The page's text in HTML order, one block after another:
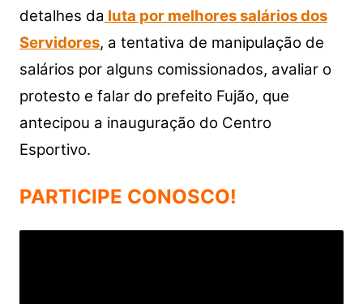
detalhes da luta por melhores salários dos
Servidores, a tentativa de manipulação de
salários por alguns comissionados, avaliar o
protesto e falar do prefeito Fujão, que
antecipou a inauguração do Centro
Esportivo.
PARTICIPE CONOSCO!